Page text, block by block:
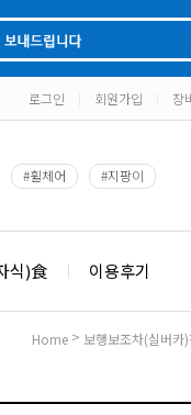
로그인 회원가입 장
#휠체어 #지팡이
식)食 이용후기
Home > 보행보조차(실버카